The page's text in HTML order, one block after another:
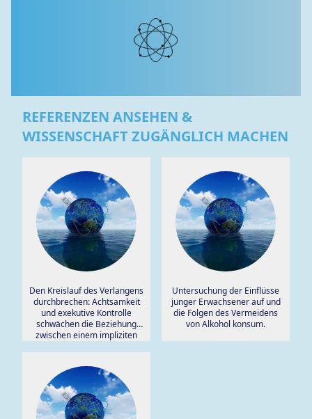
REFERENZEN ANSEHEN &
WISSENSCHAFT ZUGÄNGLICH MACHEN
Den Kreislauf des Verlangens
durchbrechen: Achtsamkeit
und exekutive Kontrolle
schwächen die Beziehung
zwischen einem impliziten
der Beschäftigung mit
alkoholbezogenen Gedanken.
Untersuchung der Einflüsse
junger Erwachsener auf und
die Folgen des Vermeidens
von Alkohol konsum.